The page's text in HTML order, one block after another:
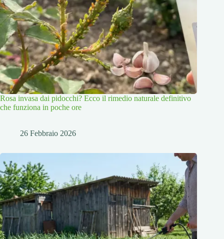
Rosa invasa dai pidocchi? Ecco il rimedio naturale definitivo
che funziona in poche ore
26 Febbraio 2026